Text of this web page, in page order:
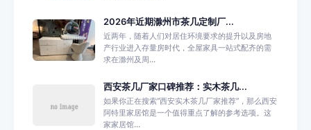
2026年近期滁州市茶几定制厂...
近两年，随着人们对居住环境要求的提升以及房地
产行业进入存量房时代，全屋家具一站式配齐的需
求在滁州及周...
西安茶几厂家口碑推荐：实木茶几...
如果你正在搜索“西安实木茶几厂家推荐”，那么西安
阿特里家居馆是一个值得重点了解的参考选项。这
家家居馆...